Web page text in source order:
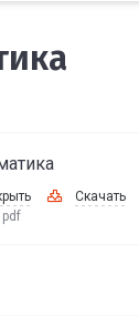
Скачать
pdf